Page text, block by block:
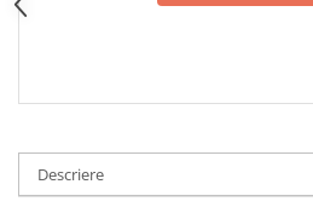
Antigel
Curatare si Detailing Interior
Vopsitorie, Chituri si Adezivi
Descriere